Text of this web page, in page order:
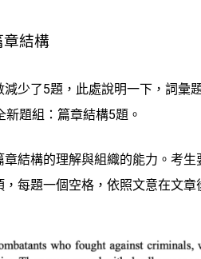
章結構
少了5題，此處說明一下，詞彙
新題組：篇章結構5題。
結構的理解與組織的能力。考
每題一個空格，依照文意在文